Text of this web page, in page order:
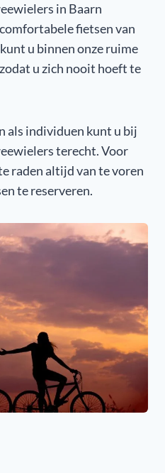
in Baarn
fietsen van
u binnen onze ruime
u zich nooit hoeft te
als individuen kunt u bij
terecht. Voor
raden altijd van te voren
te reserveren.